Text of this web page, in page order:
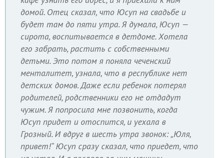
домой. Отец сказал, что Юсуп на свадьбе и
будет там до пяти утра. Я думала, Юсуп —
сирота, воспитывается в детдоме. Хотела
его забрать, растить с собственными
детьми. Это потом я поняла чеченский
менталитет, узнала, что в республике нет
детских домов. Даже если ребенок потерял
родителей, родственники его не отдадут
чужим. Я попросила мне позвонить, когда
Юсуп придет и отоспится, и уехала в
Грозный. И вдруг в шесть утра звонок: „Юля,
привет!“ Юсуп сразу сказал, что приедет, что